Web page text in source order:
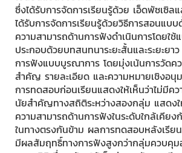
ซึ่งได้รับการจัดการเรียนรู้ด้วย เอ็ดพัซเซิ
ได้รับการจัดการเรียนรู้ด้วยวิธีการสอนแบบ
ความสามารถด้านการฟังดำเนินการโดยใ
ประกอบด้วยบทสนทนาระยะสั้นและระยะยา
การฟังแบบบูรณาการ โดยมุ่งเน้นการวัดคว
สำคัญ รายละเอียด และความหมายเชิงอนุ
การทดสอบก่อนเรียนแสดงให้เห็นว่าไม่มีค
นัยสำคัญทางสถิติระหว่างสองกลุ่ม แสดงใ
ความสามารถด้านการฟังในระดับใกล้เคีย
ในทางตรงกันข้าม ผลการทดสอบหลังเรี
มีผลสัมฤทธิ์ทางการฟังสูงกว่ากลุ่มควบคุ